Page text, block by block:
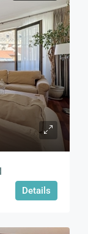
Details